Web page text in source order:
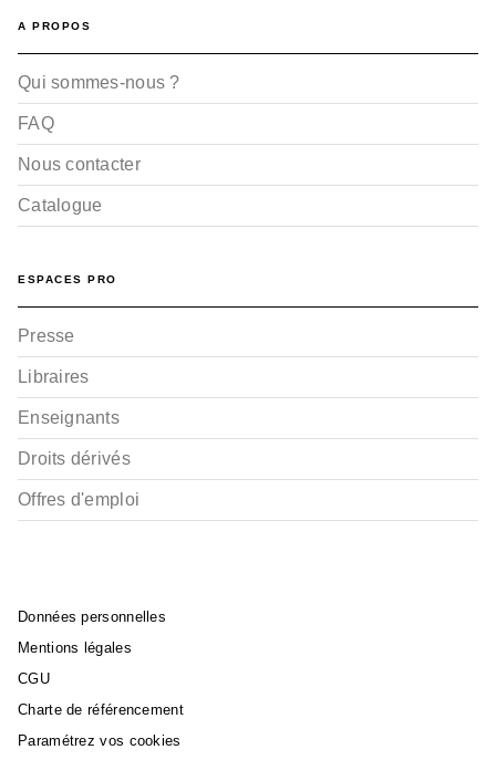
A PROPOS
Qui sommes-nous ?
FAQ
Nous contacter
Catalogue
ESPACES PRO
Presse
Libraires
Enseignants
Droits dérivés
Offres d'emploi
Données personnelles
Mentions légales
CGU
Charte de référencement
Paramétrez vos cookies